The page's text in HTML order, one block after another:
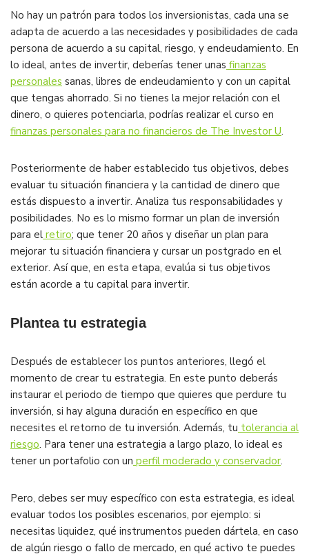
No hay un patrón para todos los inversionistas, cada una se
adapta de acuerdo a las necesidades y posibilidades de cada
persona de acuerdo a su capital, riesgo, y endeudamiento. En
lo ideal, antes de invertir, deberías tener unas finanzas
personales sanas, libres de endeudamiento y con un capital
que tengas ahorrado. Si no tienes la mejor relación con el
dinero, o quieres potenciarla, podrías realizar el curso en
finanzas personales para no financieros de The Investor U.
Posteriormente de haber establecido tus objetivos, debes
evaluar tu situación financiera y la cantidad de dinero que
estás dispuesto a invertir. Analiza tus responsabilidades y
posibilidades. No es lo mismo formar un plan de inversión
para el retiro; que tener 20 años y diseñar un plan para
mejorar tu situación financiera y cursar un postgrado en el
exterior. Así que, en esta etapa, evalúa si tus objetivos
están acorde a tu capital para invertir.
Plantea tu estrategia
Después de establecer los puntos anteriores, llegó el
momento de crear tu estrategia. En este punto deberás
instaurar el periodo de tiempo que quieres que perdure tu
inversión, si hay alguna duración en específico en que
necesites el retorno de tu inversión. Además, tu tolerancia al
riesgo. Para tener una estrategia a largo plazo, lo ideal es
tener un portafolio con un perfil moderado y conservador.
Pero, debes ser muy específico con esta estrategia, es ideal
evaluar todos los posibles escenarios, por ejemplo: si
necesitas liquidez, qué instrumentos pueden dártela, en caso
de algún riesgo o fallo de mercado, en qué activo te puedes